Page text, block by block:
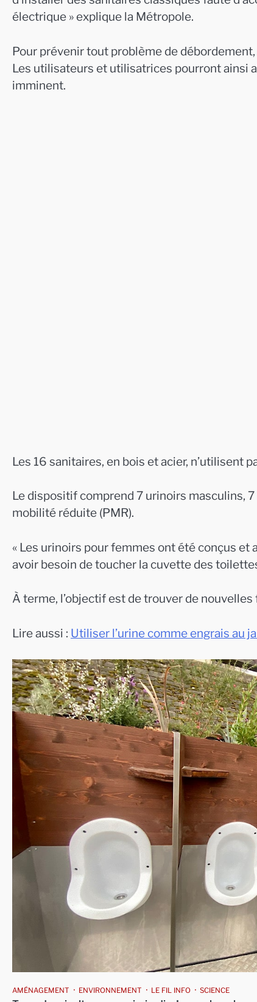
électrique » explique la Métropole.
Pour prévenir tout problème de
Les utilisateurs et utilisatrices pourront ainsi
imminent.
Les 16 sanitaires, en bois et acier, n’utilisent
Le dispositif comprend 7 urinoirs masculins,
mobilité réduite (PMR).
« Les urinoirs pour femmes ont été conçus et
avoir besoin de toucher la cuvette des
À terme, l’objectif est de trouver de
Lire aussi : Utiliser l’urine comme engrais au
AMÉNAGEMENT ENVIRONNEMENT LE FIL INFO SCIENCE